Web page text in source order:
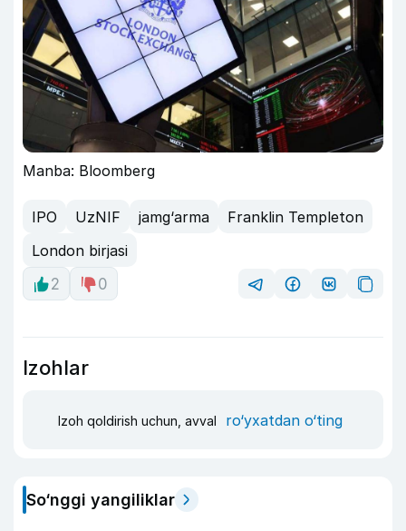
Manba: Bloomberg
IPO UzNIF jamg‘arma
Franklin Templeton
London birjasi
2
0
Izohlar
Izoh qoldirish uchun, avval ro‘yxatdan o‘ting
So‘nggi yangiliklar